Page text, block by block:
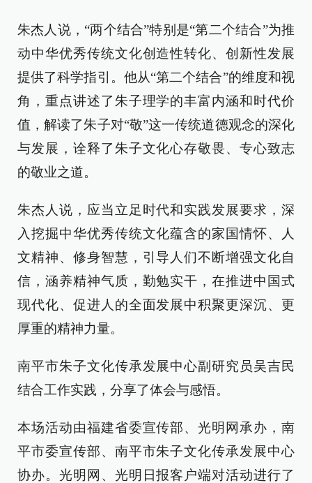
朱杰人说，“两个结合”特别是“第二个结合”为推
动中华优秀传统文化创造性转化、创新性发展
提供了科学指引。他从“第二个结合”的维度和视
角，重点讲述了朱子理学的丰富内涵和时代价
值，解读了朱子对“敬”这一传统道德观念的深化
与发展，诠释了朱子文化心存敬畏、专心致志
的敬业之道。
朱杰人说，应当立足时代和实践发展要求，深
入挖掘中华优秀传统文化蕴含的家国情怀、人
文精神、修身智慧，引导人们不断增强文化自
信，涵养精神气质，勤勉实干，在推进中国式
现代化、促进人的全面发展中积聚更深沉、更
厚重的精神力量。
南平市朱子文化传承发展中心副研究员吴吉民
结合工作实践，分享了体会与感悟。
本场活动由福建省委宣传部、光明网承办，南
平市委宣传部、南平市朱子文化传承发展中心
协办。光明网、光明日报客户端对活动进行了